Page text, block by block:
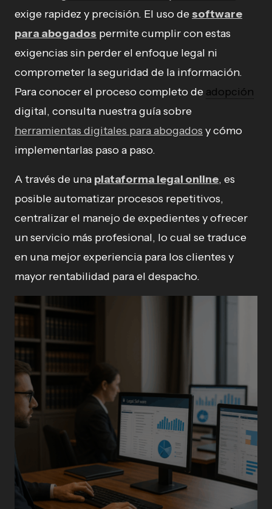
exige rapidez y precisión. El uso desoftware
para abogados permite cumplir con estas
exigencias sin perder el enfoque legal ni
comprometer la seguridad de la información.
Para conocer el proceso completo de adopción
digital, consulta nuestra guía sobre
herramientas digitales para abogados y cómo
implementarlas paso a paso.
A través de una plataforma legal online, es
posible automatizar procesos repetitivos,
centralizar el manejo de expedientes y ofrecer
un servicio más profesional, lo cual se traduce
en una mejor experiencia para los clientes y
mayor rentabilidad para el despacho.